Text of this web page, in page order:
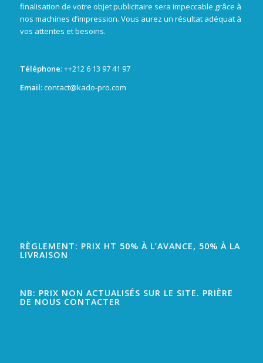
finalisation de votre objet publicitaire sera impeccable grâce à
nos machines d’impression. Vous aurez un résultat adéquat à
vos attentes et besoins.
Téléphone: ++212 6 13 97 41 97
Email: contact@kado-pro.com
RÈGLEMENT: PRIX HT 50% À L’AVANCE, 50% À LA
LIVRAISON
NB: PRIX NON ACTUALISÉS SUR LE SITE. PRIÈRE
DE NOUS CONTACTER